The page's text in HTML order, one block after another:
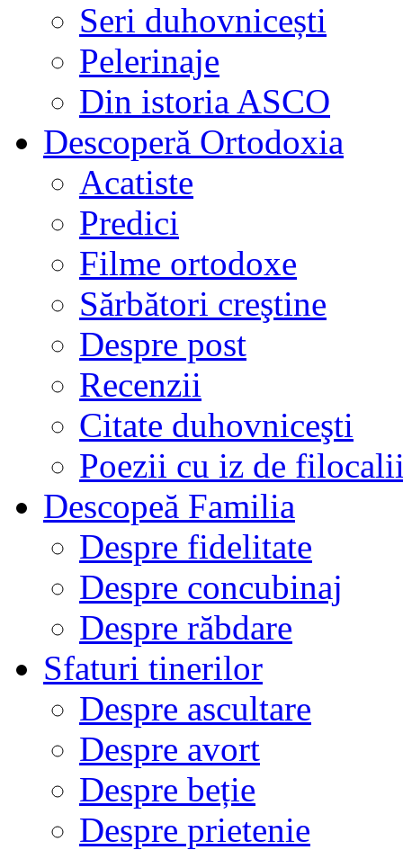
Seri duhovnicești
Pelerinaje
Din istoria ASCO
Descoperă Ortodoxia
Acatiste
Predici
Filme ortodoxe
Sărbători creştine
Despre post
Recenzii
Citate duhovniceşti
Poezii cu iz de
Descopeă Familia
Despre fidelitate
Despre concubinaj
Despre răbdare
Sfaturi tinerilor
Despre ascultare
Despre avort
Despre beție
Despre prietenie